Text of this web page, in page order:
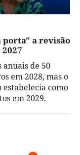
porta" a revisão
de 50
em 2028, mas o
como
em 2029.